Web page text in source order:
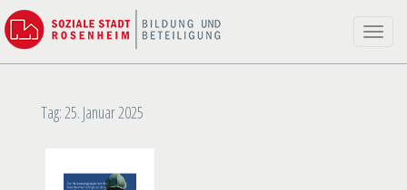
Toggle
Tag:25. Januar 2025